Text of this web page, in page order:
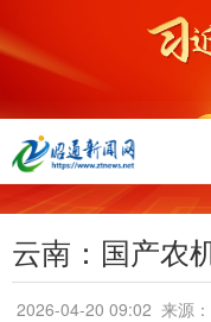
云南：国产农
2026-04-20 09:02 来源